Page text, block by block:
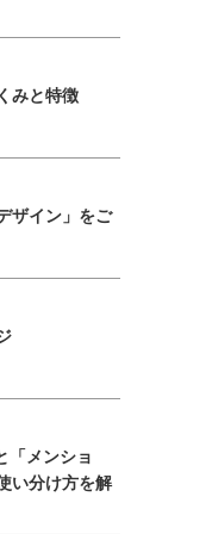
みと特徴
ザイン」をご
「メンショ
い分け方を解